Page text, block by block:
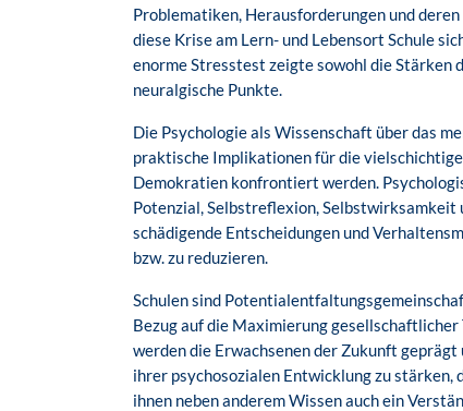
Problematiken, Herausforderungen und
diese Krise am Lern- und Lebensort Schule
enorme Stresstest zeigte sowohl die Stärken
neuralgische Punkte.
Die Psychologie als Wissenschaft über das
praktische Implikationen für die
Demokratien konfrontiert werden.
Potenzial, Selbstreflexion, Selbstwirksamkeit
schädigende Entscheidungen und
bzw. zu reduzieren.
Schulen sind
Bezug auf die Maximierung
werden die Erwachsenen der Zukunft
ihrer psychosozialen Entwicklung zu stärken,
ihnen neben anderem Wissen auch ein